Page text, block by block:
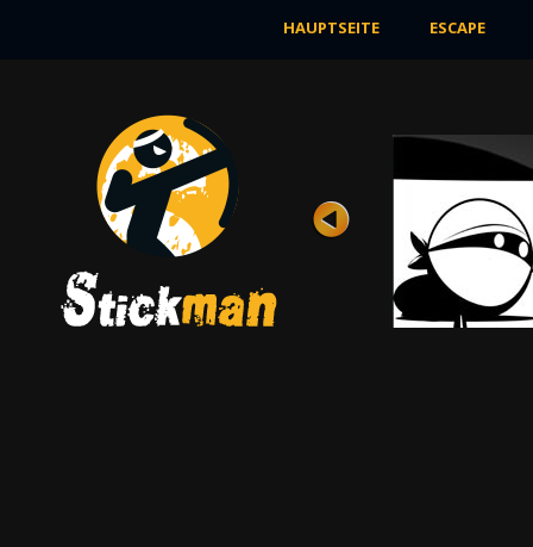
HAUPTSEITE ESCAPE
ABENTEUER
Bewertung
In diesem Spiel wartet ein hartes Abenteuer
auf den tapferen Stickman. Er muss seinen
JETZT SPIELEN